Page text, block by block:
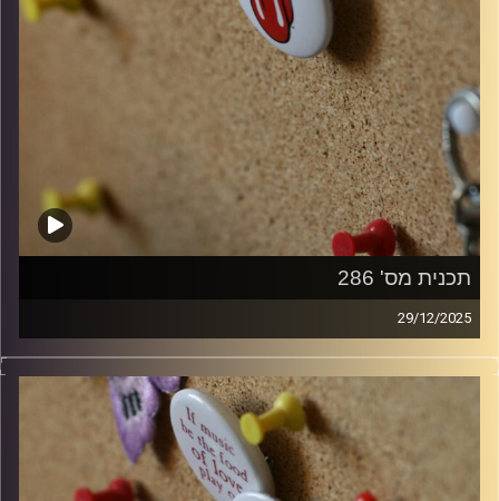
תכנית מס' 286
29/12/2025
קלאסיקות רוק עם אורן הוף
włodi